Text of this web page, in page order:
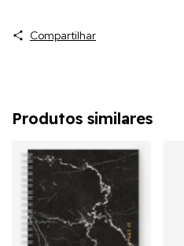
Compartilhar
Produtos similares